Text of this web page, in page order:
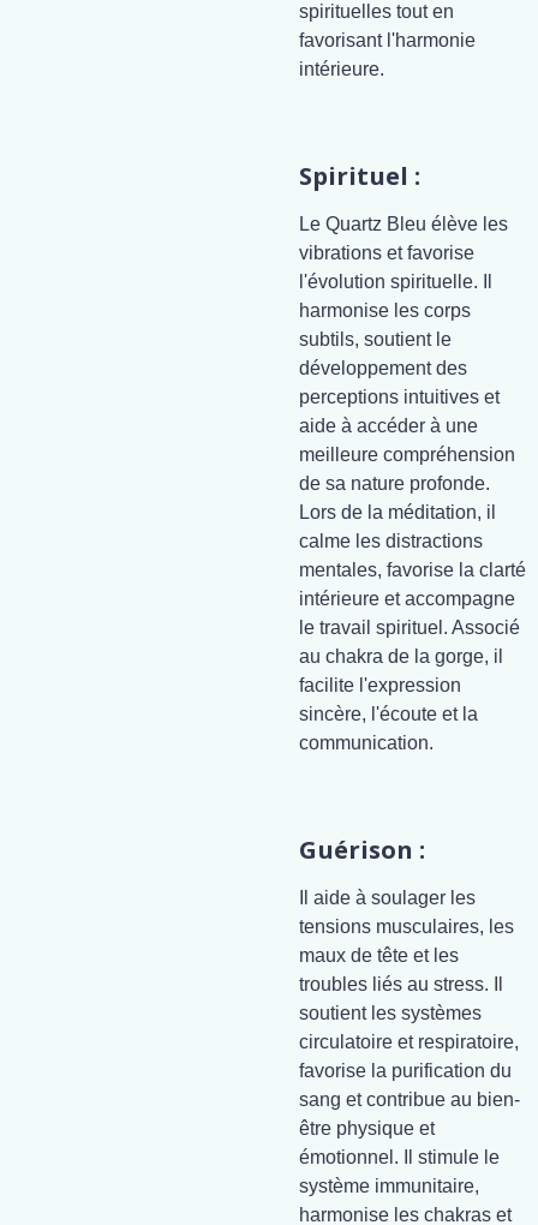
spirituelles tout en
favorisant l'harmonie
intérieure.
Spirituel :
Le Quartz Bleu élève les
vibrations et favorise
l'évolution spirituelle. Il
harmonise les corps
subtils, soutient le
développement des
perceptions intuitives et
aide à accéder à une
meilleure compréhension
de sa nature profonde.
Lors de la méditation, il
calme les distractions
mentales, favorise la clarté
intérieure et accompagne
le travail spirituel. Associé
au chakra de la gorge, il
facilite l'expression
sincère, l'écoute et la
communication.
Guérison :
Il aide à soulager les
tensions musculaires, les
maux de tête et les
troubles liés au stress. Il
soutient les systèmes
circulatoire et respiratoire,
favorise la purification du
sang et contribue au bien-
être physique et
émotionnel. Il stimule le
système immunitaire,
harmonise les chakras et